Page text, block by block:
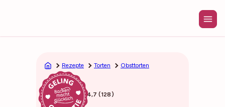
Rezepte Torten Obsttorten
30min 4,7 (128)